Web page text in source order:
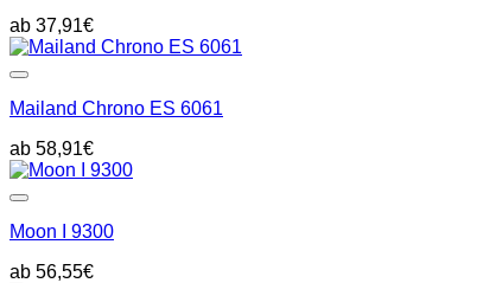
37,91€
Mailand Chrono ES 6061
58,91€
Moon I 9300
56,55€